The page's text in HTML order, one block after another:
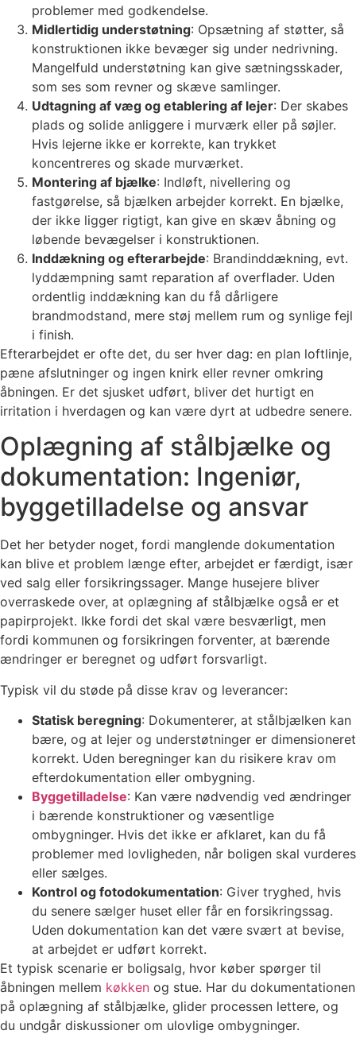
problemer med godkendelse.
Midlertidig understøtning: Opsætning af støtter, så
konstruktionen ikke bevæger sig under nedrivning.
Mangelfuld understøtning kan give sætningsskader,
som ses som revner og skæve samlinger.
Udtagning af væg og etablering af lejer: Der skabes
plads og solide anliggere i murværk eller på søjler.
Hvis lejerne ikke er korrekte, kan trykket
koncentreres og skade murværket.
Montering af bjælke: Indløft, nivellering og
fastgørelse, så bjælken arbejder korrekt. En bjælke,
der ikke ligger rigtigt, kan give en skæv åbning og
løbende bevægelser i konstruktionen.
Inddækning og efterarbejde: Brandinddækning, evt.
lyddæmpning samt reparation af overflader. Uden
ordentlig inddækning kan du få dårligere
brandmodstand, mere støj mellem rum og synlige fejl
i finish.
Efterarbejdet er ofte det, du ser hver dag: en plan loftlinje,
pæne afslutninger og ingen knirk eller revner omkring
åbningen. Er det sjusket udført, bliver det hurtigt en
irritation i hverdagen og kan være dyrt at udbedre senere.
Oplægning af stålbjælke og
dokumentation: Ingeniør,
byggetilladelse og ansvar
Det her betyder noget, fordi manglende dokumentation
kan blive et problem længe efter, arbejdet er færdigt, især
ved salg eller forsikringssager. Mange husejere bliver
overraskede over, at oplægning af stålbjælke også er et
papirprojekt. Ikke fordi det skal være besværligt, men
fordi kommunen og forsikringen forventer, at bærende
ændringer er beregnet og udført forsvarligt.
Typisk vil du støde på disse krav og leverancer:
Statisk beregning: Dokumenterer, at stålbjælken kan
bære, og at lejer og understøtninger er dimensioneret
korrekt. Uden beregninger kan du risikere krav om
efterdokumentation eller ombygning.
Byggetilladelse: Kan være nødvendig ved ændringer
i bærende konstruktioner og væsentlige
ombygninger. Hvis det ikke er afklaret, kan du få
problemer med lovligheden, når boligen skal vurderes
eller sælges.
Kontrol og fotodokumentation: Giver tryghed, hvis
du senere sælger huset eller får en forsikringssag.
Uden dokumentation kan det være svært at bevise,
at arbejdet er udført korrekt.
Et typisk scenarie er boligsalg, hvor køber spørger til
åbningen mellem køkken og stue. Har du dokumentationen
på oplægning af stålbjælke, glider processen lettere, og
du undgår diskussioner om ulovlige ombygninger.